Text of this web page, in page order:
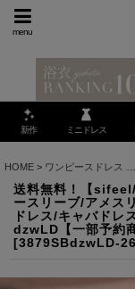
menu
新作 ミニドレス
HOME > ワンピースドレス
送料無料！【
ースリーブ/アメス
ドレス/キャバドレ
dzwLD【一部予約
[3879SBdzwLD-